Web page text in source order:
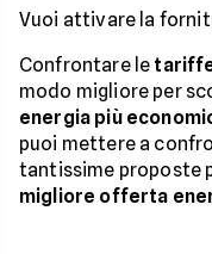
Vuoi attivare la
Confrontare le
modo migliore per
energia più
puoi mettere a
tantissime proposte
migliore offerta